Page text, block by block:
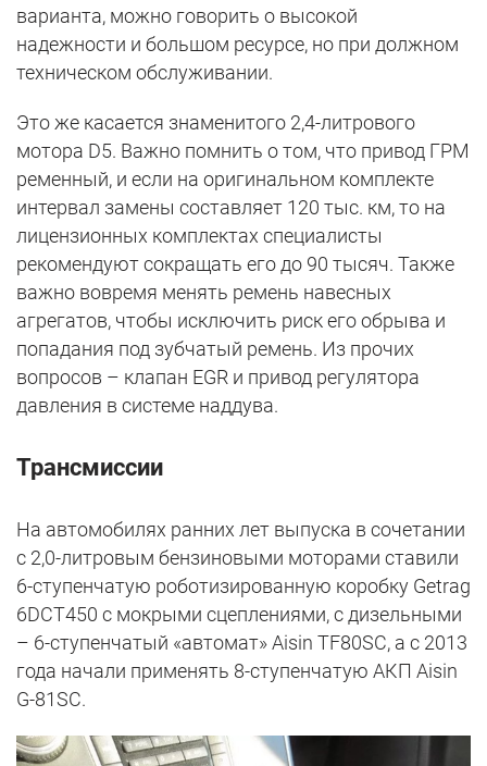
варианта, можно говорить о высокой
надежности и большом ресурсе, но при должном
техническом обслуживании.
Это же касается знаменитого 2,4-литрового
мотора D5. Важно помнить о том, что привод ГРМ
ременный, и если на оригинальном комплекте
интервал замены составляет 120 тыс. км, то на
лицензионных комплектах специалисты
рекомендуют сокращать его до 90 тысяч. Также
важно вовремя менять ремень навесных
агрегатов, чтобы исключить риск его обрыва и
попадания под зубчатый ремень. Из прочих
вопросов – клапан EGR и привод регулятора
давления в системе наддува.
Трансмиссии
На автомобилях ранних лет выпуска в сочетании
с 2,0-литровым бензиновыми моторами ставили
6-ступенчатую роботизированную коробку Getrag
6DCT450 с мокрыми сцеплениями, с дизельными
– 6-ступенчатый «автомат» Aisin TF80SC, а с 2013
года начали применять 8-ступенчатую АКП Aisin
G-81SC.